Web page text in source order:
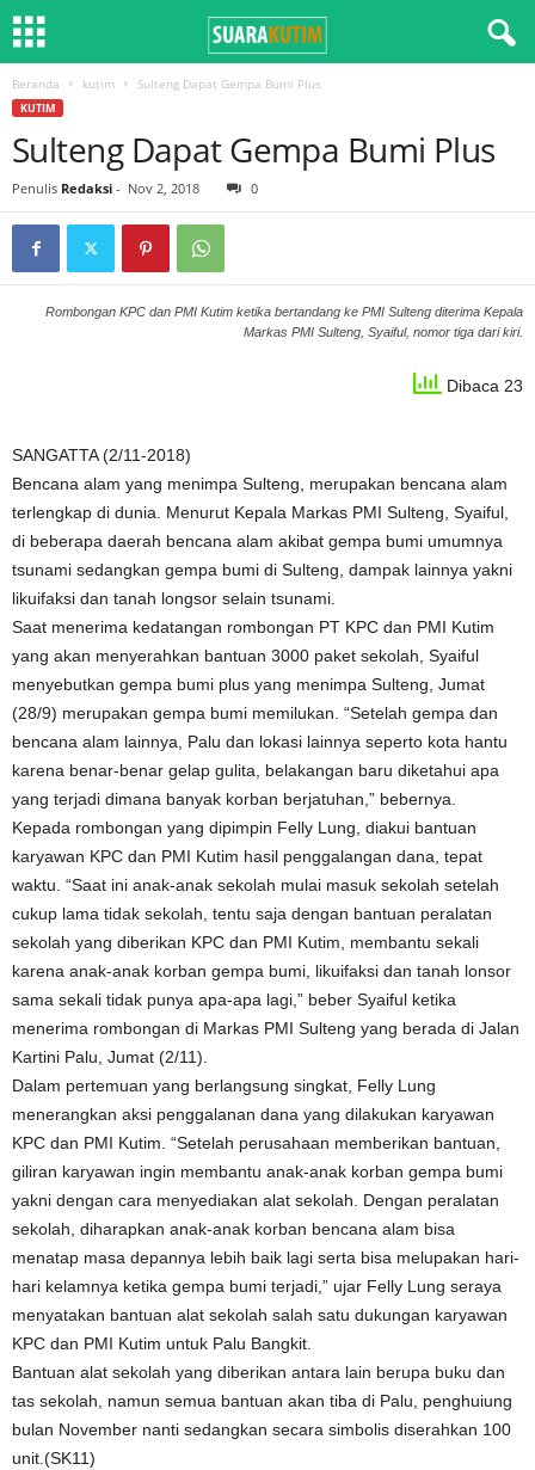
Beranda kutim Sulteng Dapat Gempa Bumi Plus
KUTIM
Sulteng Dapat Gempa Bumi Plus
Penulis Redaksi - Nov 2, 2018 0
Rombongan KPC dan PMI Kutim ketika bertandang ke PMI Sulteng diterima Kepala
Markas PMI Sulteng, Syaiful, nomor tiga dari kiri.
Dibaca 23
SANGATTA (2/11-2018)
Bencana alam yang menimpa Sulteng, merupakan bencana alam
terlengkap di dunia. Menurut Kepala Markas PMI Sulteng, Syaiful,
di beberapa daerah bencana alam akibat gempa bumi umumnya
tsunami sedangkan gempa bumi di Sulteng, dampak lainnya yakni
likuifaksi dan tanah longsor selain tsunami.
Saat menerima kedatangan rombongan PT KPC dan PMI Kutim
yang akan menyerahkan bantuan 3000 paket sekolah, Syaiful
menyebutkan gempa bumi plus yang menimpa Sulteng, Jumat
(28/9) merupakan gempa bumi memilukan. “Setelah gempa dan
bencana alam lainnya, Palu dan lokasi lainnya seperto kota hantu
karena benar-benar gelap gulita, belakangan baru diketahui apa
yang terjadi dimana banyak korban berjatuhan,” bebernya.
Kepada rombongan yang dipimpin Felly Lung, diakui bantuan
karyawan KPC dan PMI Kutim hasil penggalangan dana, tepat
waktu. “Saat ini anak-anak sekolah mulai masuk sekolah setelah
cukup lama tidak sekolah, tentu saja dengan bantuan peralatan
sekolah yang diberikan KPC dan PMI Kutim, membantu sekali
karena anak-anak korban gempa bumi, likuifaksi dan tanah lonsor
sama sekali tidak punya apa-apa lagi,” beber Syaiful ketika
menerima rombongan di Markas PMI Sulteng yang berada di Jalan
Kartini Palu, Jumat (2/11).
Dalam pertemuan yang berlangsung singkat, Felly Lung
menerangkan aksi penggalanan dana yang dilakukan karyawan
KPC dan PMI Kutim. “Setelah perusahaan memberikan bantuan,
giliran karyawan ingin membantu anak-anak korban gempa bumi
yakni dengan cara menyediakan alat sekolah. Dengan peralatan
sekolah, diharapkan anak-anak korban bencana alam bisa
menatap masa depannya lebih baik lagi serta bisa melupakan hari-
hari kelamnya ketika gempa bumi terjadi,” ujar Felly Lung seraya
menyatakan bantuan alat sekolah salah satu dukungan karyawan
KPC dan PMI Kutim untuk Palu Bangkit.
Bantuan alat sekolah yang diberikan antara lain berupa buku dan
tas sekolah, namun semua bantuan akan tiba di Palu, penghuiung
bulan November nanti sedangkan secara simbolis diserahkan 100
unit.(SK11)